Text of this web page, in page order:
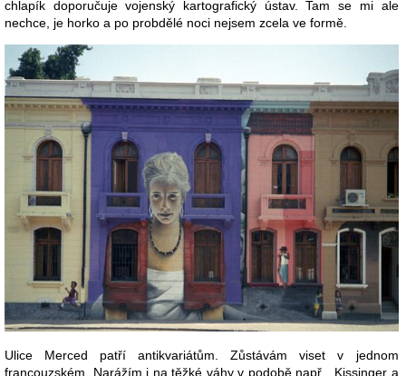
chlapík doporučuje vojenský kartografický ústav. Tam se mi ale
nechce, je horko a po probdělé noci nejsem zcela ve formě.
Ulice Merced patří antikvariátům. Zůstávám viset v jednom
francouzském. Narážím i na těžké váhy v podobě např. „Kissinger a